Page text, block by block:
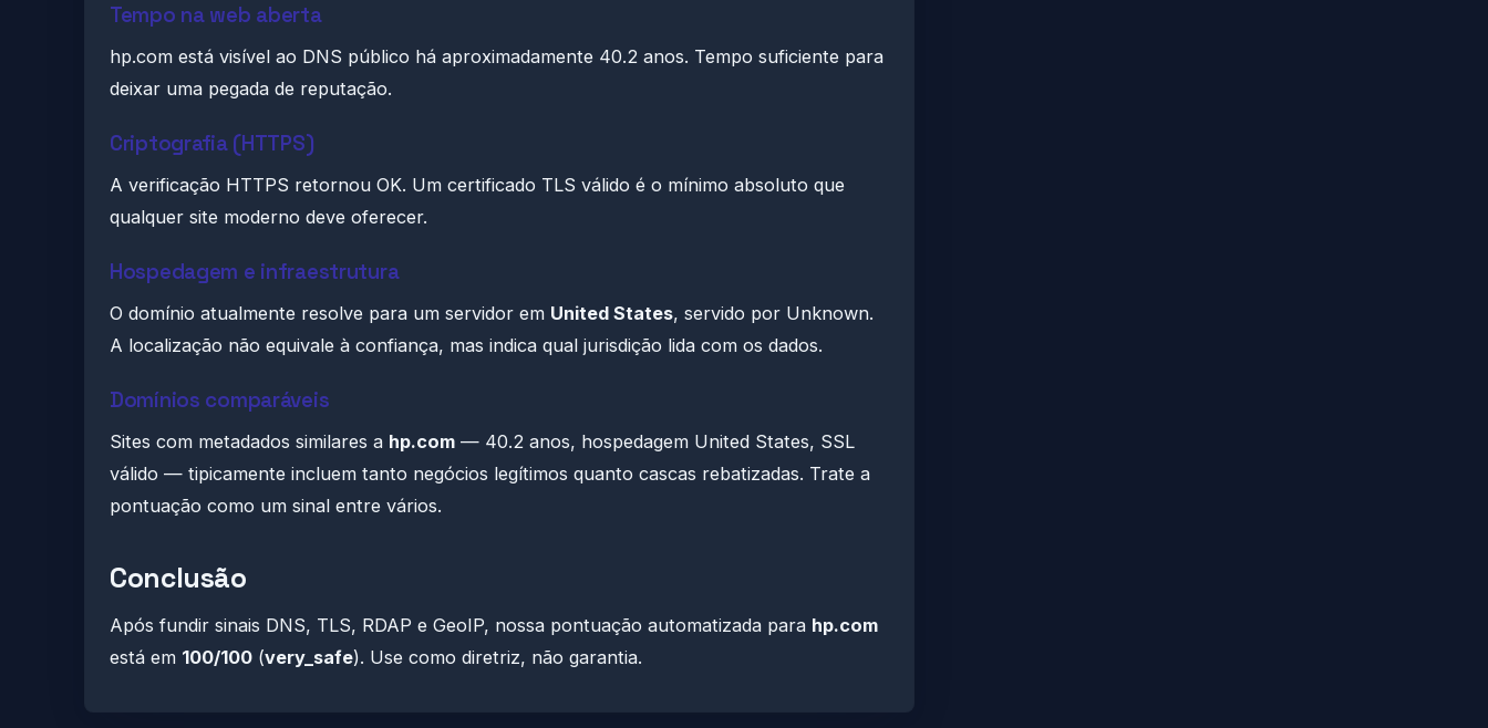
Tempo na web aberta
hp.com está visível ao DNS público há aproximadamente 40.2 anos. Tempo suficiente para
deixar uma pegada de reputação.
Criptografia (HTTPS)
A verificação HTTPS retornou OK. Um certificado TLS válido é o mínimo absoluto que
qualquer site moderno deve oferecer.
Hospedagem e infraestrutura
O domínio atualmente resolve para um servidor em United States, servido por Unknown.
A localização não equivale à confiança, mas indica qual jurisdição lida com os dados.
Domínios comparáveis
Sites com metadados similares a hp.com — 40.2 anos, hospedagem United States, SSL
válido — tipicamente incluem tanto negócios legítimos quanto cascas rebatizadas. Trate a
pontuação como um sinal entre vários.
Conclusão
Após fundir sinais DNS, TLS, RDAP e GeoIP, nossa pontuação automatizada para hp.com
está em 100/100 (very_safe). Use como diretriz, não garantia.